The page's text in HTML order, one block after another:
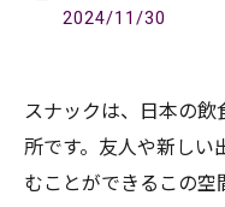
2024/11/30
スナックは、日本の飲
所です。友人や新しい
むことができるこの空